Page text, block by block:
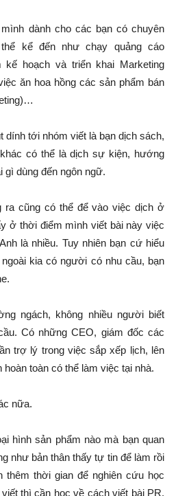
dành cho các bạn có chuyên
kể đến như chạy quảng cáo
kế hoạch và triển khai Marketing
ăn hoa hồng các sản phẩm bán
dính tới nhóm viết là bạn dịch sách,
có thể là dịch sự kiện, hướng
gì dùng đến ngôn ngữ.
ra cũng có thể để vào việc dịch ở
ở thời điểm mình viết bài này việc
là nhiều. Tuy nhiên bạn cứ hiểu
kia có người có nhu cầu, bạn
ngách, không nhiều người biết
Có những CEO, giám đốc các
trợ lý trong việc sắp xếp lịch, lên
toàn có thể làm việc tại nhà.
nữa.
hình sản phẩm nào mà bạn quan
như bản thân thấy tự tin để làm rồi
thêm thời gian để nghiên cứu học
thì cần học về cách viết bài PR,